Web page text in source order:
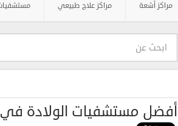
مراكز أشعة مراكز علاج طبيعي
أفضل مستشفيات الولادة في